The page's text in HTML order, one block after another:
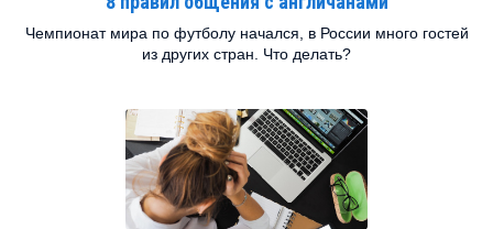
Чемпионат мира по футболу начался, в России много гостей
из других стран. Что делать?